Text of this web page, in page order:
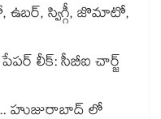
ఉబర్, స్విగ్గీ, జొమాటో,
లీక్: సీబీఐ చార్జ్
హుజురాబాద్ లో